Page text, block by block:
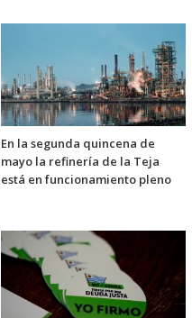
En la segunda quincena de
mayo la refinería de la Teja
está en funcionamiento pleno